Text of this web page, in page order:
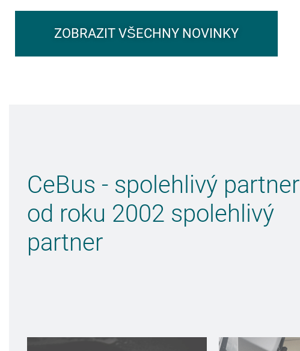
ZOBRAZIT VŠECHNY NOVINKY
CeBus - spolehlivý partner
od roku 2002 spolehlivý
partner